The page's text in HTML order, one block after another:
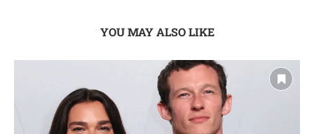
YOU MAY ALSO LIKE